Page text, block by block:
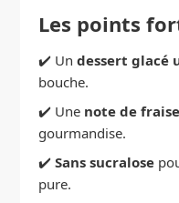
Les points
✔️ Undessert glacé
bouche.
✔️ Une note de
gourmandise.
✔️Sans sucralose
pure.